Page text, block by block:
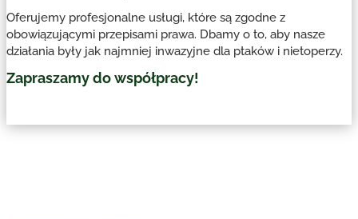
Oferujemy profesjonalne usługi, które są zgodne z
obowiązującymi przepisami prawa. Dbamy o to, aby nasze
działania były jak najmniej inwazyjne dla ptaków i nietoperzy.
Zapraszamy do współpracy!